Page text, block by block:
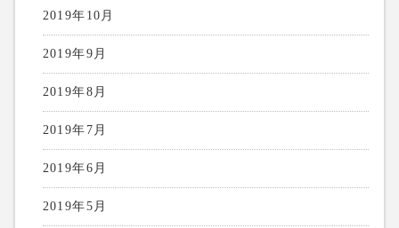
2019年10月
2019年9月
2019年8月
2019年7月
2019年6月
2019年5月